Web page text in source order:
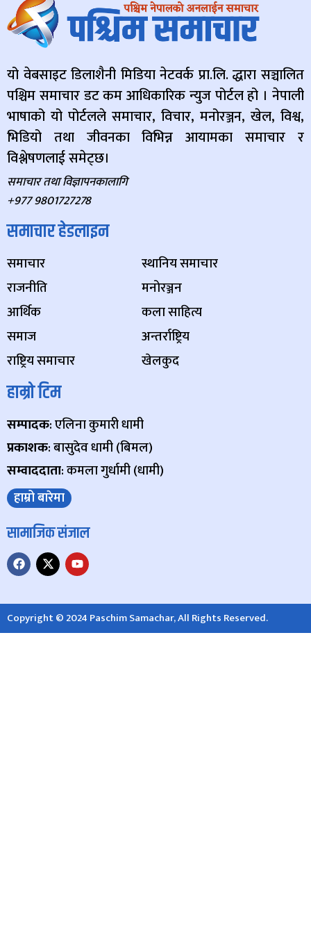
यो वेबसाइट डिलाशैनी मिडिया नेटवर्क प्रा.लि. द्धारा सञ्चालित
पश्चिम समाचार डट कम आधिकारिक न्युज पोर्टल हो । नेपाली
भाषाको यो पोर्टलले समाचार, विचार, मनोरञ्जन, खेल, विश्व,
भिडियो तथा जीवनका विभिन्न आयामका समाचार र
विश्लेषणलाई समेट्छ।
समाचार तथा विज्ञापनकालागि
+977 9801727278
समाचार हेडलाइन
समाचार
राजनीति
आर्थिक
समाज
राष्ट्रिय समाचार
स्थानिय समाचार
मनोरञ्जन
कला साहित्य
अन्तर्राष्ट्रिय
खेलकुद
हाम्रो टिम
सम्पादक: एलिना कुमारी धामी
प्रकाशक: बासुदेव धामी (बिमल)
सम्वाददाता: कमला गुर्धामी (धामी)
हाम्रो बारेमा
सामाजिक संजाल
Copyright © 2024 Paschim Samachar, All Rights Reserved.